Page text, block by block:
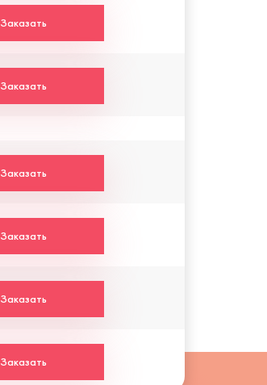
Заказать
Заказать
Заказать
Заказать
Заказать
Заказать